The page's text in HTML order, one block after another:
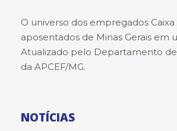
O universo dos empregados Caixa
aposentados de Minas Gerais em
Atualizado pelo Departamento
da APCEF/MG.
NOTÍCIAS